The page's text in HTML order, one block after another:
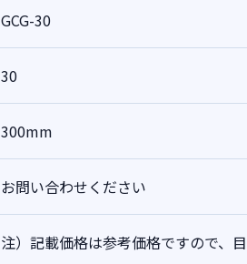
GCG-30
30
300mm
お問い合わせください
注）記載価格は参考価格ですので、